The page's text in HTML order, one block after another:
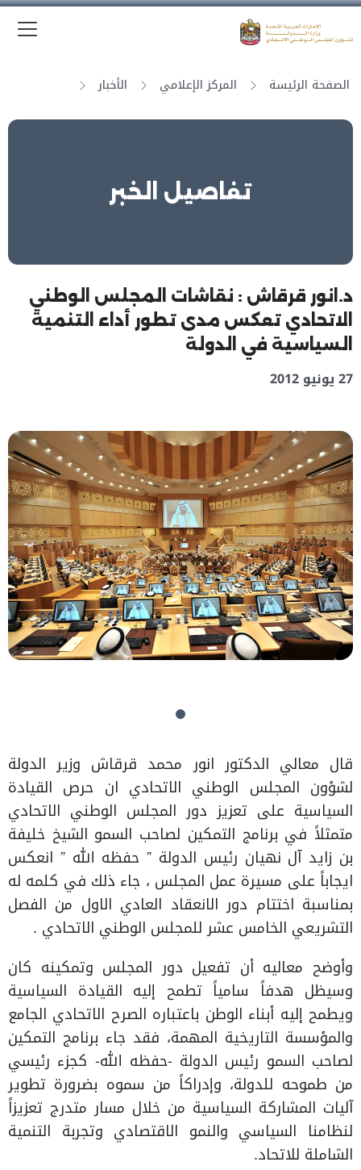
الصفحة الرئيسة المركز الإعلامي الأخبار
تفاصيل الخبر
د.انور قرقاش : نقاشات المجلس الوطني
الاتحادي تعكس مدى تطور أداء التنمية
السياسية في الدولة
27 يونيو 2012
قال معالي الدكتور انور محمد قرقاش وزير الدولة
لشؤون المجلس الوطني الاتحادي ان حرص القيادة
السياسية على تعزيز دور المجلس الوطني الاتحادي
متمثلاً في برنامج التمكين لصاحب السمو الشيخ خليفة
بن زايد آل نهيان رئيس الدولة ” حفظه الله ” انعكس
ايجاباً على مسيرة عمل المجلس ، جاء ذلك في كلمه له
بمناسبة اختتام دور الانعقاد العادي الاول من الفصل
التشريعي الخامس عشر للمجلس الوطني الاتحادي .
وأوضح معاليه أن تفعيل دور المجلس وتمكينه كان
وسيظل هدفاً سامياً تطمح إليه القيادة السياسية
ويطمح إليه أبناء الوطن باعتباره الصرح الاتحادي الجامع
والمؤسسة التاريخية المهمة، فقد جاء برنامج التمكين
لصاحب السمو رئيس الدولة -حفظه الله- كجزء رئيسي
من طموحه للدولة، وإدراكاً من سموه بضرورة تطوير
آليات المشاركة السياسية من خلال مسار متدرج تعزيزاً
لنظامنا السياسي والنمو الاقتصادي وتجربة التنمية
الشاملة للاتحاد.